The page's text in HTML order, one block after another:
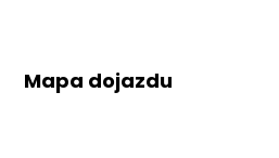
Mapa dojazdu